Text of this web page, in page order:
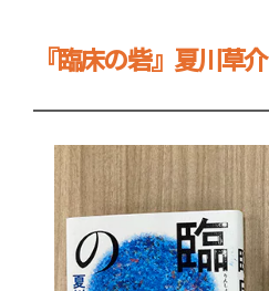
『臨床の砦』夏川草介